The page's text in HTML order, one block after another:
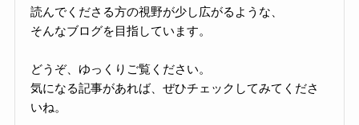
読んでくださる方の視野が少し広がるような、
そんなブログを目指しています。
どうぞ、ゆっくりご覧ください。
気になる記事があれば、ぜひチェックしてみてくださ
いね。